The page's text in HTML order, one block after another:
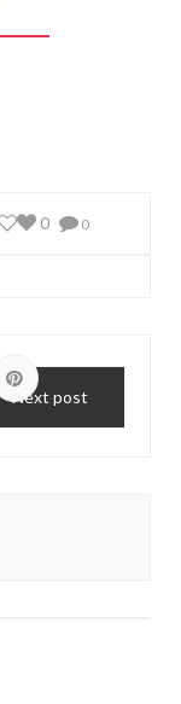
0
0
Next post